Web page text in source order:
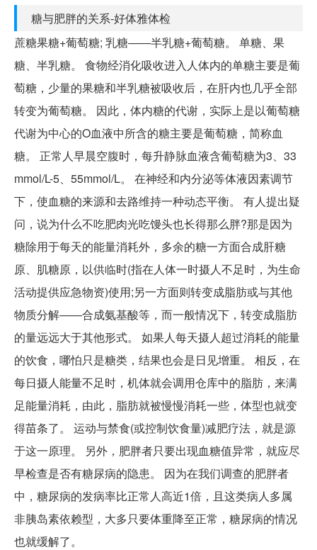
糖与肥胖的关系-好体雅体检
蔗糖果糖+葡萄糖; 乳糖――半乳糖+葡萄糖。 单糖、果
糖、半乳糖。 食物经消化吸收进入人体内的单糖主要是葡
萄糖，少量的果糖和半乳糖被吸收后，在肝内也几乎全部
转变为葡萄糖。 因此，体内糖的代谢，实际上是以葡萄糖
代谢为中心的O血液中所含的糖主要是葡萄糖，简称血
糖。 正常人早晨空腹时，每升静脉血液含葡萄糖为3、33
mmol/L-5、55mmol/L。 在神经和内分泌等体液因素调节
下，使血糖的来源和去路维持一种动态平衡。 有人提出疑
问，说为什么不吃肥肉光吃馒头也长得那么胖?那是因为
糖除用于每天的能量消耗外，多余的糖一方面合成肝糖
原、肌糖原，以供临时(指在人体一时摄人不足时，为生命
活动提供应急物资)使用;另一方面则转变成脂肪或与其他
物质分解――合成氨基酸等，而一般情况下，转变成脂肪
的量远远大于其他形式。 如果人每天摄人超过消耗的能量
的饮食，哪怕只是糖类，结果也会是日见增重。 相反，在
每日摄人能量不足时，机体就会调用仓库中的脂肪，来满
足能量消耗，由此，脂肪就被慢慢消耗一些，体型也就变
得苗条了。 运动与禁食(或控制饮食量)减肥疗法，就是源
于这一原理。 另外，肥胖者只要出现血糖值异常，就应尽
早检查是否有糖尿病的隐患。 因为在我们调查的肥胖者
中，糖尿病的发病率比正常人高近1倍，且这类病人多属
非胰岛素依赖型，大多只要体重降至正常，糖尿病的情况
也就缓解了。